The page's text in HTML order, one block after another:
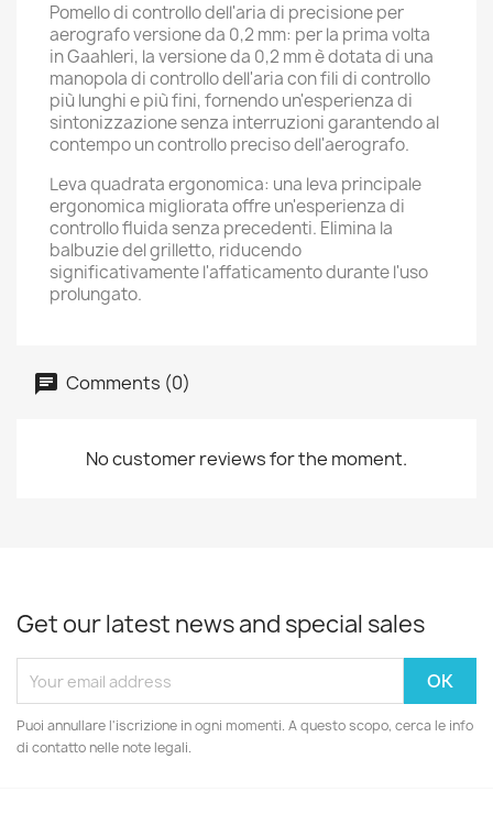
Pomello di controllo dell'aria di precisione per
aerografo versione da 0,2 mm: per la prima volta
in Gaahleri, la versione da 0,2 mm è dotata di una
manopola di controllo dell'aria con fili di controllo
più lunghi e più fini, fornendo un'esperienza di
sintonizzazione senza interruzioni garantendo al
contempo un controllo preciso dell'aerografo.
Leva quadrata ergonomica: una leva principale
ergonomica migliorata offre un'esperienza di
controllo fluida senza precedenti. Elimina la
balbuzie del grilletto, riducendo
significativamente l'affaticamento durante l'uso
prolungato.
Comments (0)
No customer reviews for the moment.
Get our latest news and special sales
Puoi annullare l'iscrizione in ogni momenti. A questo scopo, cerca le info
di contatto nelle note legali.